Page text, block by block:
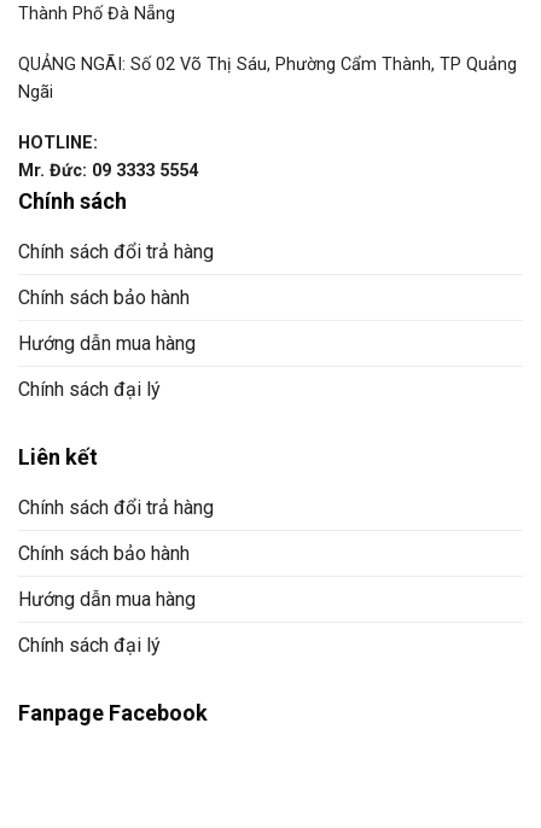
Thành Phố Đà Nẵng
QUẢNG NGÃI: Số 02 Võ Thị Sáu, Phường Cẩm Thành, TP Quảng
Ngãi
HOTLINE:
Mr. Đức: 09 3333 5554
Chính sách
Chính sách đổi trả hàng
Chính sách bảo hành
Hướng dẫn mua hàng
Chính sách đại lý
Liên kết
Chính sách đổi trả hàng
Chính sách bảo hành
Hướng dẫn mua hàng
Chính sách đại lý
Fanpage Facebook